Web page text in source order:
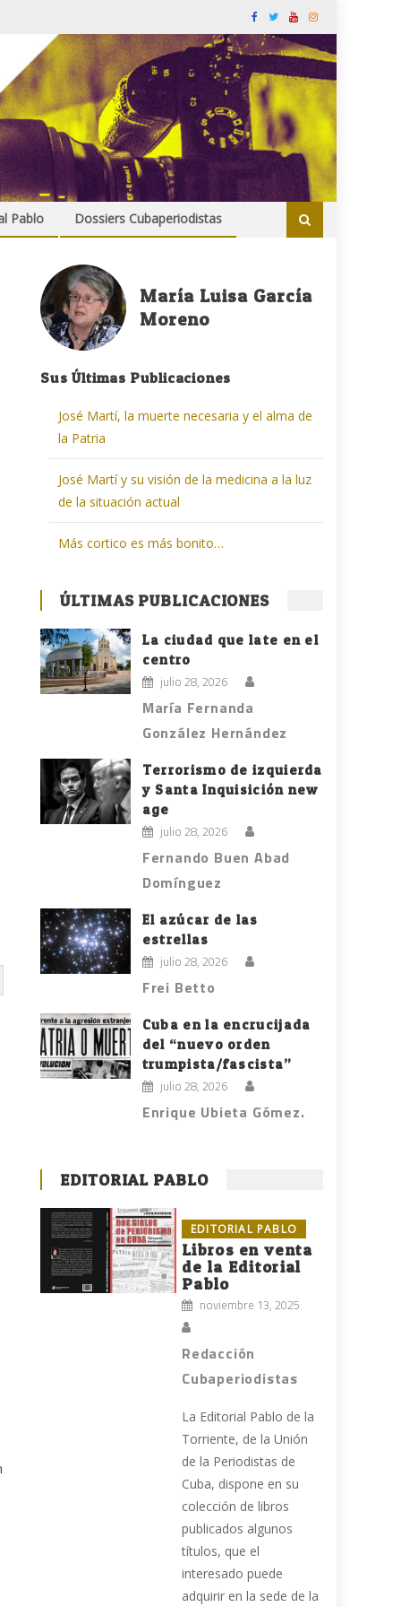
Pablo Dossiers Cubaperiodistas
María Luisa García
Moreno
Sus Últimas Publicaciones
José Martí, la muerte necesaria y el alma de
la Patria
José Martí y su visión de la medicina a la luz
de la situación actual
Más cortico es más bonito…
ÚLTIMAS PUBLICACIONES
La ciudad que late en el
centro
julio 28, 2026
María Fernanda
González Hernández
Terrorismo de izquierda
y Santa Inquisición new
age
julio 28, 2026
Fernando Buen Abad
Domínguez
El azúcar de las
estrellas
julio 28, 2026
Frei Betto
Cuba en la encrucijada
del “nuevo orden
trumpista/fascista”
julio 28, 2026
Enrique Ubieta Gómez.
EDITORIAL PABLO
EDITORIAL PABLO
Libros en venta
de la Editorial
Pablo
noviembre 13, 2025
Redacción
Cubaperiodistas
La Editorial Pablo de la
Torriente, de la Unión
de la Periodistas de
Cuba, dispone en su
colección de libros
publicados algunos
títulos, que el
interesado puede
adquirir en la sede de la